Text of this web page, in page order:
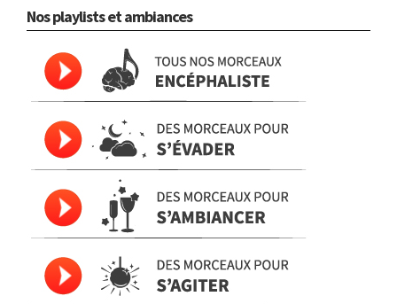
Nos playlists et ambiances